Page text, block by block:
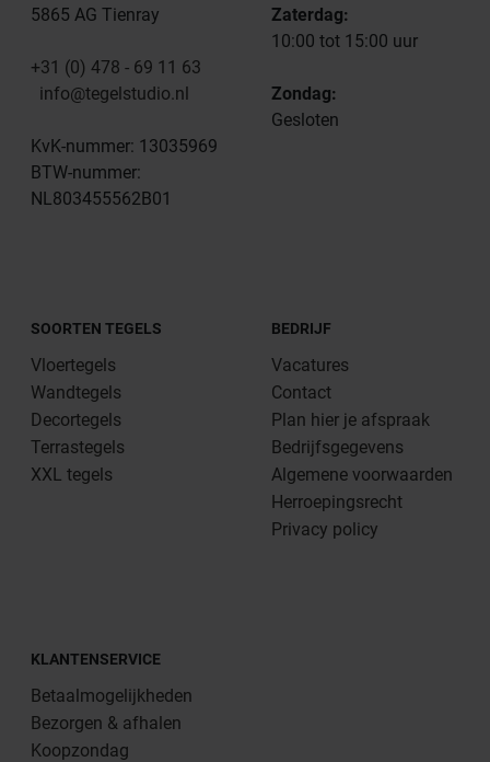
5865 AG Tienray
+31 (0) 478 - 69 11 63
info@tegelstudio.nl
KvK-nummer: 13035969
BTW-nummer:
NL803455562B01
Zaterdag:
10:00 tot 15:00 uur
Zondag:
Gesloten
SOORTEN TEGELS
Vloertegels
Wandtegels
Decortegels
Terrastegels
XXL tegels
BEDRIJF
Vacatures
Contact
Plan hier je afspraak
Bedrijfsgegevens
Algemene voorwaarden
Herroepingsrecht
Privacy policy
KLANTENSERVICE
Betaalmogelijkheden
Bezorgen & afhalen
Koopzondag